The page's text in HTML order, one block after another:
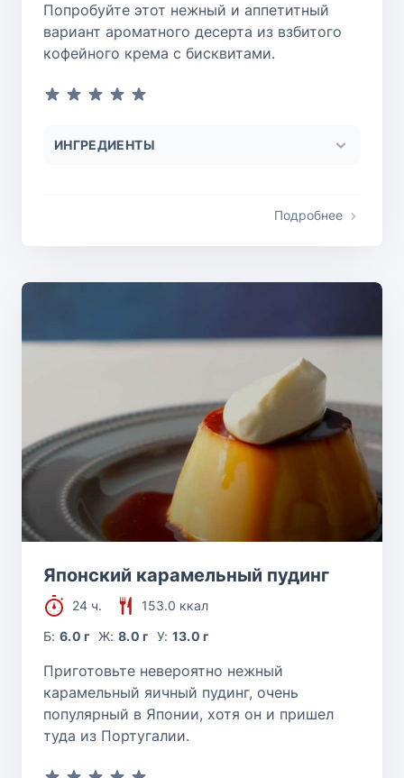
Попробуйте этот нежный и аппетитный
вариант ароматного десерта из взбитого
кофейного крема с бисквитами.
ИНГРЕДИЕНТЫ
Подробнее
Японский карамельный пудинг
24 ч.
153.0 ккал
Б:6.0 г Ж: 8.0 г У: 13.0 г
Приготовьте невероятно нежный
карамельный яичный пудинг, очень
популярный в Японии, хотя он и пришел
туда из Португалии.